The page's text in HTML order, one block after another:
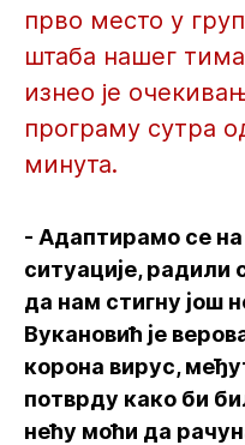
прво место у
штаба нашег
изнео је
програму сутра
минута.
- Адаптирамо се
ситуације,
да нам стигну још
Вукановић је
корона вирус,
потврду како би
нећу моћи да